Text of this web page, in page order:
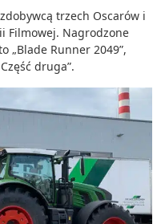
trzech Oscarów i
Filmowej. Nagrodzone
„Blade Runner 2049”,
druga”.